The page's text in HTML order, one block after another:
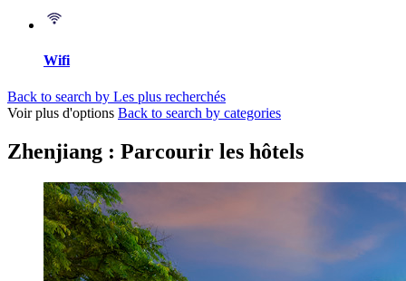
Wifi
Back to search by Les plus recherchés
Voir plus d'options Back to search by categories
Zhenjiang : Parcourir les hôtels